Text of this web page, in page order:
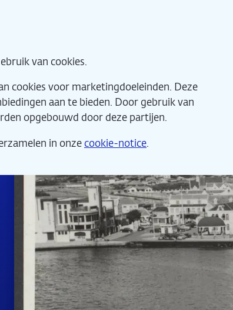
van cookies.
cookies voor marketingdoeleinden. Deze
aan te bieden. Door gebruik van
opgebouwd door deze partijen.
in onze cookie-notice.